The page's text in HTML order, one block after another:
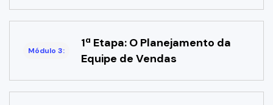
Módulo 3:
1ª Etapa: O Planejamento da
Equipe de Vendas